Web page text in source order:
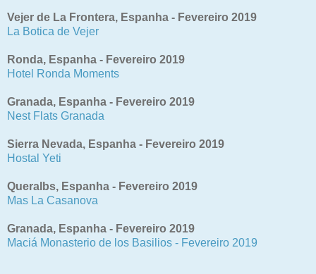
Vejer de La Frontera, Espanha - Fevereiro 2019
La Botica de Vejer
Ronda, Espanha - Fevereiro 2019
Hotel Ronda Moments
Granada, Espanha - Fevereiro 2019
Nest Flats Granada
Sierra Nevada, Espanha - Fevereiro 2019
Hostal Yeti
Queralbs, Espanha - Fevereiro 2019
Mas La Casanova
Granada, Espanha - Fevereiro 2019
Maciá Monasterio de los Basilios - Fevereiro 2019